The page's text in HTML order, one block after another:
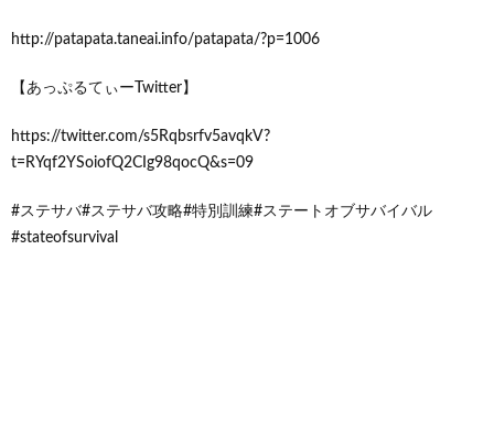
http://patapata.taneai.info/patapata/?p=1006
【あっぷるてぃーTwitter】
https://twitter.com/s5Rqbsrfv5avqkV?
t=RYqf2YSoiofQ2CIg98qocQ&s=09
#ステサバ#ステサバ攻略#特別訓練#ステートオブサバイバル
#stateofsurvival